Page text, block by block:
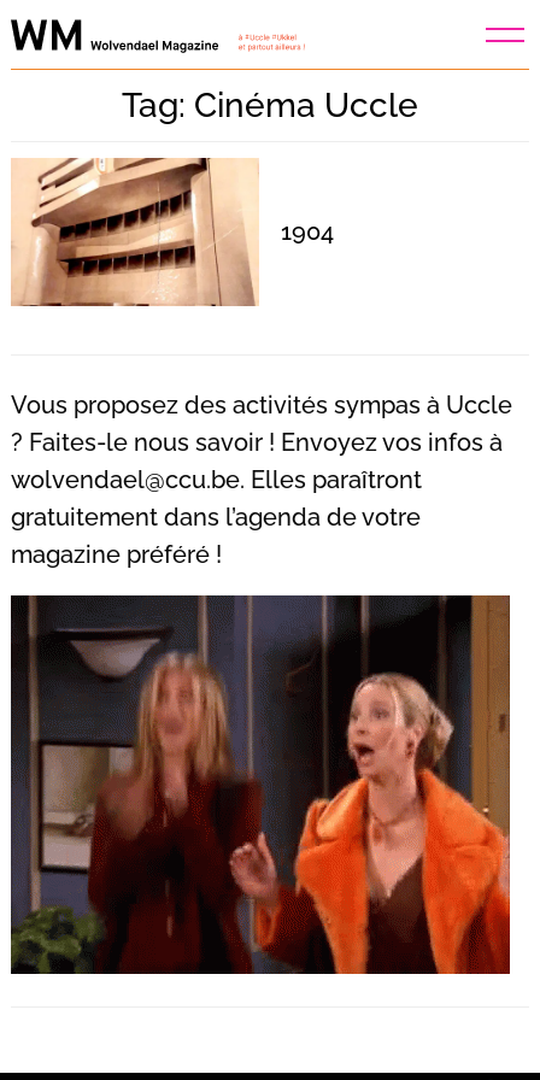
Skip
to
Tag: Cinéma Uccle
1904
Vous proposez des activités sympas à Uccle
? Faites-le nous savoir ! Envoyez vos infos à
wolvendael@ccu.be. Elles paraîtront
gratuitement dans l’agenda de votre
magazine préféré !
Recherche
pour
: